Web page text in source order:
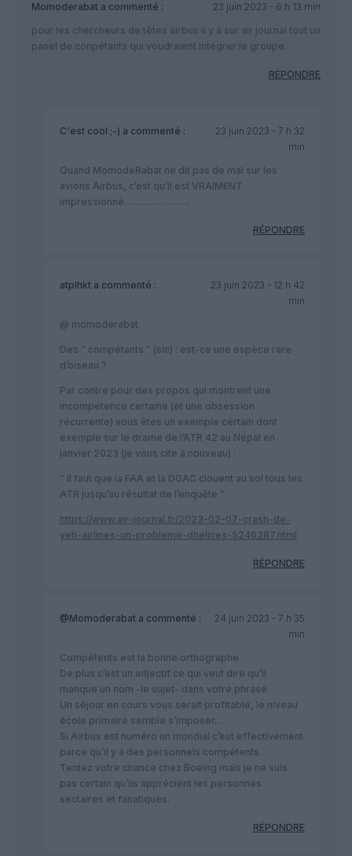
Momoderabat a commenté :
23 juin 2023 - 6 h 13 min
pour les chercheurs de têtes airbus il y a sur air journal tout un
panel de conpétants qui voudraient intégrer le groupe.
RÉPONDRE
C'est cool ;-) a commenté :
23 juin 2023 - 7 h 32
min
Quand MomodeRabat ne dit pas de mal sur les
avions Airbus, c’est qu’il est VRAIMENT
impressionné…………………..
RÉPONDRE
atplhkt a commenté :
23 juin 2023 - 12 h 42
min
@ momoderabat
Des ” compétants ” (sic) : est-ce une espèce rare
d’oiseau ?
Par contre pour des propos qui montrent une
incompétence certaine (et une obsession
récurrente) vous êtes un exemple certain dont
exemple sur le drame de l’ATR 42 au Népal en
janvier 2023 (je vous cite à nouveau) :
” Il faut que la FAA et la DGAC clouent au sol tous les
ATR jusqu’au résultat de l’enquête ”
https://www.air-journal.fr/2023-02-07-crash-de-
yeti-airlines-un-probleme-dhelices-5246287.html
RÉPONDRE
@Momoderabat a commenté :
24 juin 2023 - 7 h 35
min
Compétents est la bonne orthographe.
De plus c’est un adjectif ce qui veut dire qu’il
manque un nom -le sujet- dans votre phrase.
Un séjour en cours vous serait profitable, le niveau
école primaire semble s’imposer…
Si Airbus est numéro un mondial c’est effectivement
parce qu’il y a des personnels compétents.
Tentez votre chance chez Boeing mais je ne suis
pas certain qu’ils apprécient les personnes
sectaires et fanatiques.
RÉPONDRE